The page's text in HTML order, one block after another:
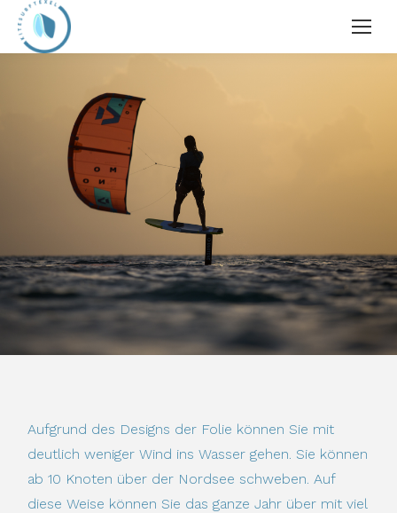
Aufgrund des Designs der Folie können Sie mit
deutlich weniger Wind ins Wasser gehen. Sie können
ab 10 Knoten über der Nordsee schweben. Auf
diese Weise können Sie das ganze Jahr über mit viel